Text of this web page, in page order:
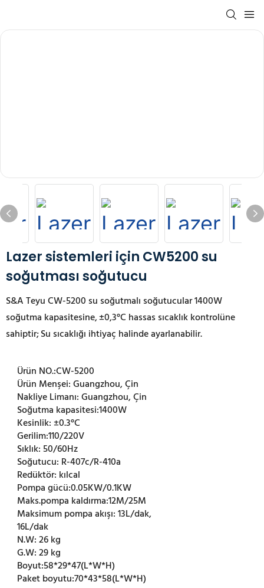
Lazer sistemleri için CW5200 su
soğutması soğutucu
S&A Teyu CW-5200 su soğutmalı soğutucular 1400W
soğutma kapasitesine,±0,3°C hassas sıcaklık kontrolüne
sahiptir;Su sıcaklığı ihtiyaç halinde ayarlanabilir.
Ürün NO.:CW-5200
Ürün Menşei:Guangzhou, Çin
Nakliye Limanı:Guangzhou, Çin
Soğutma kapasitesi:1400W
Kesinlik:±0.3°C
Gerilim:110/220V
Sıklık:50/60Hz
Soğutucu: R-407c/R-410a
Redüktör: kılcal
Pompa gücü:0.05KW/0.1KW
Maks.pompa kaldırma:12M/25M
Maksimum pompa akışı:13L/dak,
16L/dak
N.W:26 kg
G.W:29 kg
Boyut:58*29*47(L*W*H)
Paket boyutu:70*43*58(L*W*H)